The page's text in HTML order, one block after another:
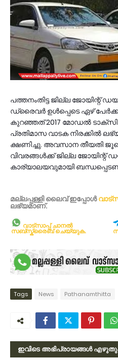
പത്തനംതിട്ട ജില്ല
ഡ്രൈവര്‍ ഉള്‍പ്പെടെ ഏഴ്
കുറഞ്ഞത് 2017 മോഡല്‍ ടാക്‌സി
പ്രതിമാസ വാടക നിരക്കില്‍
ക്ഷണിച്ചു. അവസാന തീയതി
വിവരങ്ങള്‍ക്ക് ജില്ല ജോയിന്റ്
കാര്യാലയവുമായി
മല്ലപ്പള്ളി ലൈവ് ഇപ്പോള്‍
ലഭ്യമാണ്‌.
വാട്സാപ്പ് ചാനൽ
സബ്സ്ക്രൈബ് ചെയ്യുക.
Tags News Pathanamthitta
ഇവിടെ അഭിപ്രായങ്ങൾ